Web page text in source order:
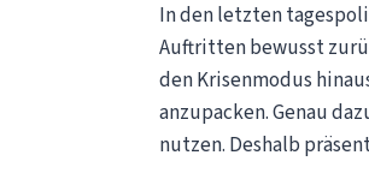
In den letzten
Auftritten bewusst
den Krisenmodus
anzupacken. Genau
nutzen. Deshalb